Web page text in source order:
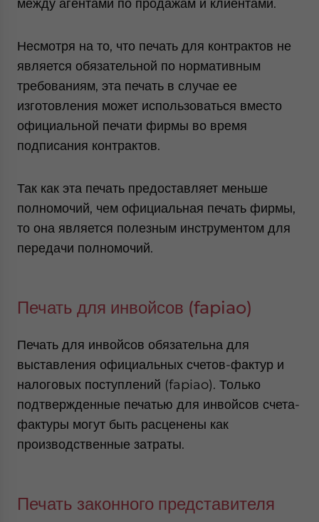
между агентами по продажам и клиентами.
Несмотря на то, что печать для контрактов не
является обязательной по нормативным
требованиям, эта печать в случае ее
изготовления может использоваться вместо
официальной печати фирмы во время
подписания контрактов.
Так как эта печать предоставляет меньше
полномочий, чем официальная печать фирмы,
то она является полезным инструментом для
передачи полномочий.
Печать для инвойсов (fapiao)
Печать для инвойсов обязательна для
выставления официальных счетов-фактур и
налоговых поступлений (fapiao). Только
подтвержденные печатью для инвойсов счета-
фактуры могут быть расценены как
производственные затраты.
Печать законного представителя